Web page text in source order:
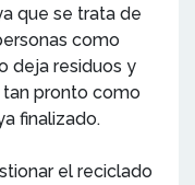
que se trata de
como
deja residuos y
pronto como
finalizado.
el reciclado